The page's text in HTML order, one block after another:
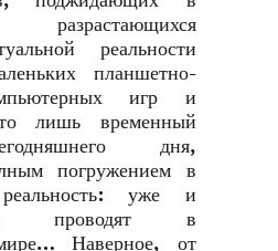
разрастающихся
реальности
планшетно-
игр и
лишь временный
дня,
погружением в
уже и
проводят в
Наверное, от